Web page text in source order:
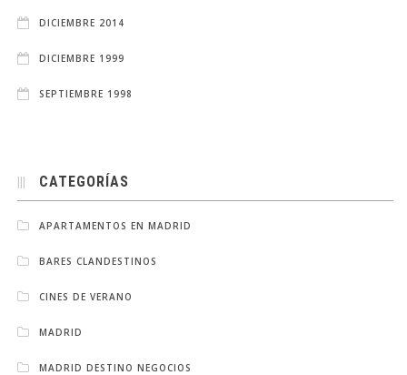
DICIEMBRE 2014
DICIEMBRE 1999
SEPTIEMBRE 1998
CATEGORÍAS
APARTAMENTOS EN MADRID
BARES CLANDESTINOS
CINES DE VERANO
MADRID
MADRID DESTINO NEGOCIOS